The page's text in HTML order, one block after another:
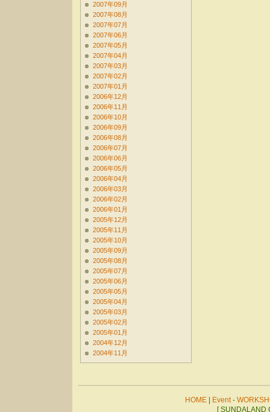
2007年09月
2007年08月
2007年07月
2007年06月
2007年05月
2007年04月
2007年03月
2007年02月
2007年01月
2006年12月
2006年11月
2006年10月
2006年09月
2006年08月
2006年07月
2006年06月
2006年05月
2006年04月
2006年03月
2006年02月
2006年01月
2005年12月
2005年11月
2005年10月
2005年09月
2005年08月
2005年07月
2005年06月
2005年05月
2005年04月
2005年03月
2005年02月
2005年01月
2004年12月
2004年11月
HOME| Event-
[ SUNDALAND